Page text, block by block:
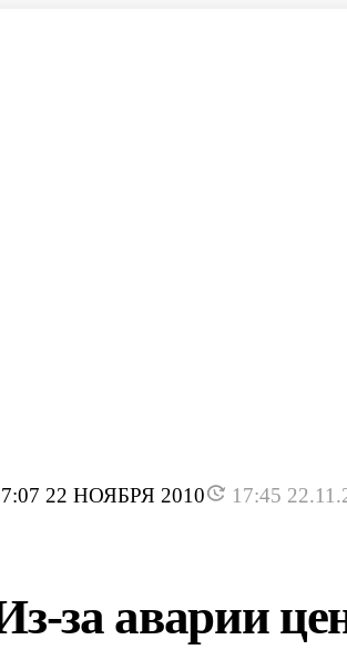
22 НОЯБРЯ 2010 17:45
за аварии